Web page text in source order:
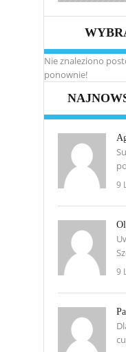
Nie znaleziono
ponownie!
9
9